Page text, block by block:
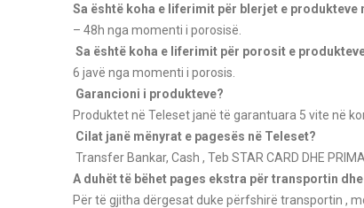
Sa është koha e liferimit për blerjet e produkteve
– 48h nga momenti i porosisë.
Sa është koha e liferimit për porosit e
6 javë nga momenti i porosis.
Garancioni i produkteve?
Produktet në Teleset janë të garantuara 5 vite në
Cilat janë mënyrat e pagesës në Teleset?
Transfer Bankar, Cash , Teb STAR CARD DHE
A duhët të bëhet pages ekstra për transportin
Për të gjitha dërgesat duke përfshirë transportin ,